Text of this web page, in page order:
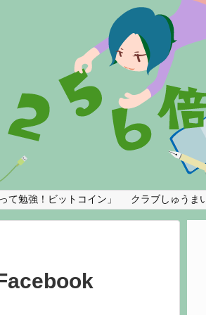
て勉強！ビットコイン」 クラブしゅうま